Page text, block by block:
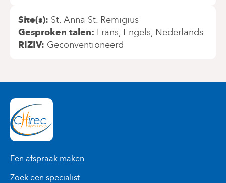
Site(s) St. Anna St. Remigius
Gesproken talen Frans Engels Nederlands
RIZIV Geconventioneerd
Een afspraak maken
Zoek een specialist